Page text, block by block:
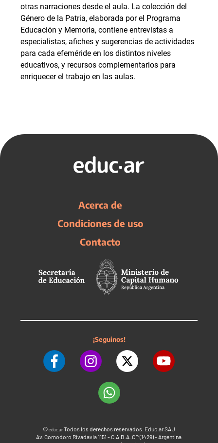
otras narraciones desde el aula. La colección del
Género de la Patria, elaborada por el Programa
Educación y Memoria, contiene entrevistas a
especialistas, afiches y sugerencias de actividades
para cada efeméride en los distintos niveles
educativos, y recursos complementarios para
enriquecer el trabajo en las aulas.
Acerca de
Condiciones de uso
Contacto
¡Seguinos!
©educ.arTodos los derechos reservados. Educ.ar SAU
Av. Comodoro Rivadavia 1151 - C.A.B.A. CP (1429) - Argentina